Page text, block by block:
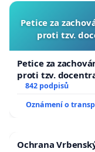
Petice za
proti tzv.
Petice za
proti tzv.
842 podpisů
Oznámení o
Ochrana